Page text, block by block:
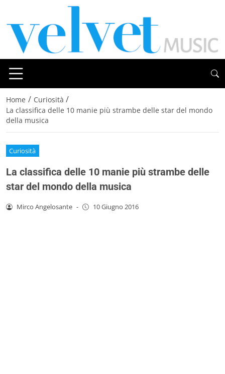
Home / Curiosità /
La classifica delle 10 manie più strambe delle star del mondo
della musica
Curiosità
La classifica delle 10 manie più strambe delle
star del mondo della musica
Mirco Angelosante - 10 Giugno 2016